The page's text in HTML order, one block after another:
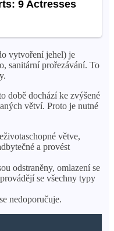
vytvoření jehel) je
sanitární prořezávání. To
době dochází ke zvýšené
větví. Proto je nutné
větve,
a provést
odstraněny, omlazení se
se všechny typy
nedoporučuje.